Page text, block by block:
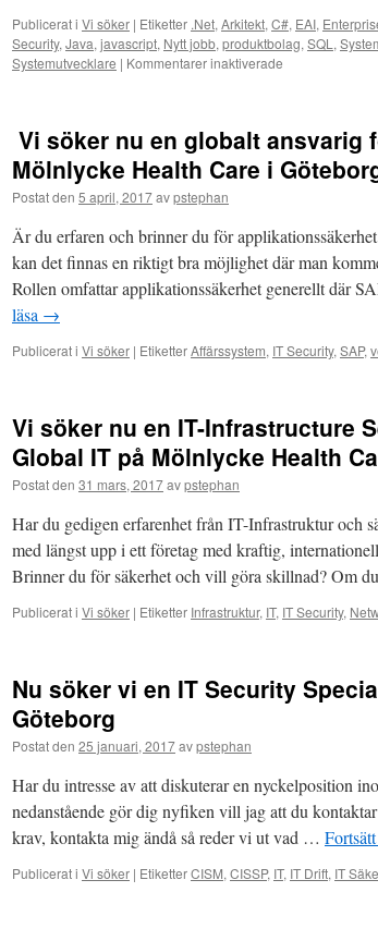
Publicerat i Vi söker | Etiketter .Net, Arkitekt, C#, EAI,
Security, Java, javascript, Nytt jobb, produktbolag, SQL ,
Systemutvecklare | Kommentarer inaktiverade
funderar
på
nytt
Vi söker nu en globalt
Mölnlycke Health Care i
Postat den 5 april, 2017avpstephan
Är du erfaren och brinner du för
kan det finnas en riktigt bra möjlighet där man
Rollen omfattar applikationssäkerhet generellt där
läsa →
Publicerat i Vi söker | EtiketterAffärssystem, IT Security, SAP,
Vi söker nu en IT-Infrastructure
Global IT på Mölnlycke Health
Postat den 31 mars, 2017avpstephan
Har du gedigen erfarenhet från IT-Infrastruktur och
med längst upp i ett företag med kraftig,
Brinner du för säkerhet och vill göra skillnad? Om
Publicerat i Vi söker | Etiketter Infrastruktur, IT, IT Security,
Nu söker vi en IT Security
Göteborg
Postat den 25 januari, 2017avpstephan
Har du intresse av att diskuterar en nyckelposition
nedanstående gör dig nyfiken vill jag att du
krav, kontakta mig ändå så reder vi ut vad …
Publicerat i Vi söker | EtiketterCISM, CISSP, IT, IT Drift, IT